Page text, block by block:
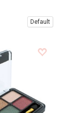
Default